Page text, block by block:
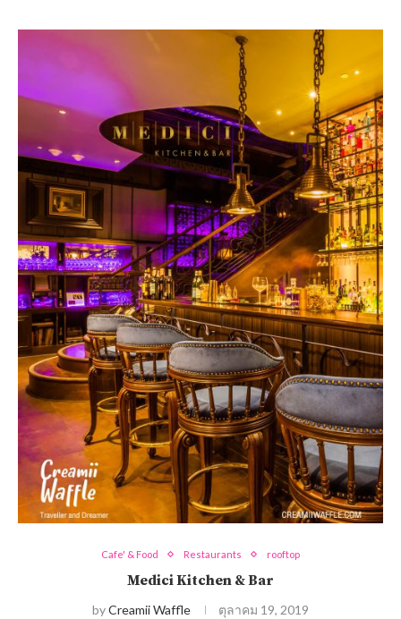
Cafe' & Food Restaurants rooftop
Medici Kitchen & Bar
byCreamii Waffle ตุลาคม 19, 2019